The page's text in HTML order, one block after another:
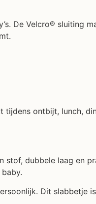
De Velcro® sluiting
ontbijt, lunch,
dubbele laag en
Dit slabbetje